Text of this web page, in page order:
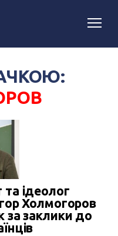
ідеолог
Холмогоров
за заклики до